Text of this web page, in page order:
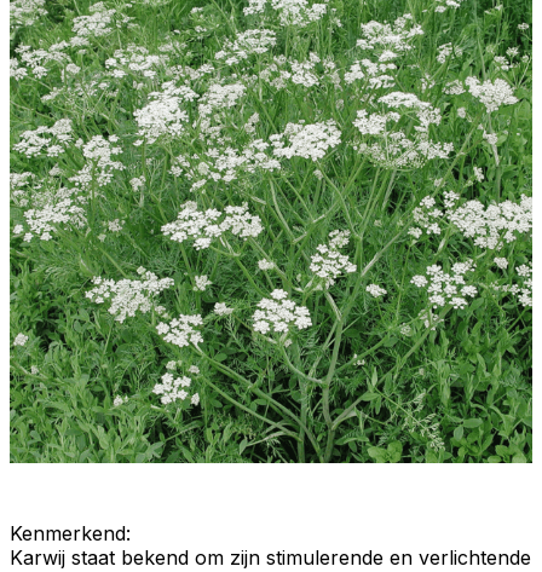
Kenmerkend:
Karwij staat bekend om zijn stimulerende en verlichtende